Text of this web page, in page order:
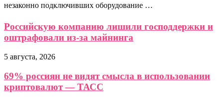
незаконно подключивших оборудование …
Российскую компанию лишили господдержки и
оштрафовали из-за майнинга
5 августа, 2026
69% россиян не видят смысла в использовании
криптовалют — ТАСС